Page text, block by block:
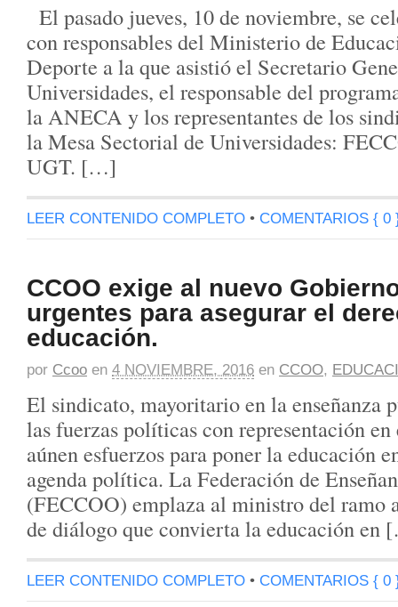
El pasado jueves, 10 de noviembre, se
con responsables del Ministerio de
Deporte a la que asistió el Secretario
Universidades, el responsable del
la ANECA y los representantes de los
la Mesa Sectorial de Universidades:
UGT. […]
LEER CONTENIDO COMPLETO • COMENTARIOS { 0
CCOO exige al nuevo
urgentes para asegurar el
educación.
por Ccoo en 4 NOVIEMBRE, 2016 en CCOO,
El sindicato, mayoritario en la enseñanza
las fuerzas políticas con representación
aúnen esfuerzos para poner la educación
agenda política. La Federación de
(FECCOO) emplaza al ministro del ramo
de diálogo que convierta la educación
LEER CONTENIDO COMPLETO • COMENTARIOS { 0